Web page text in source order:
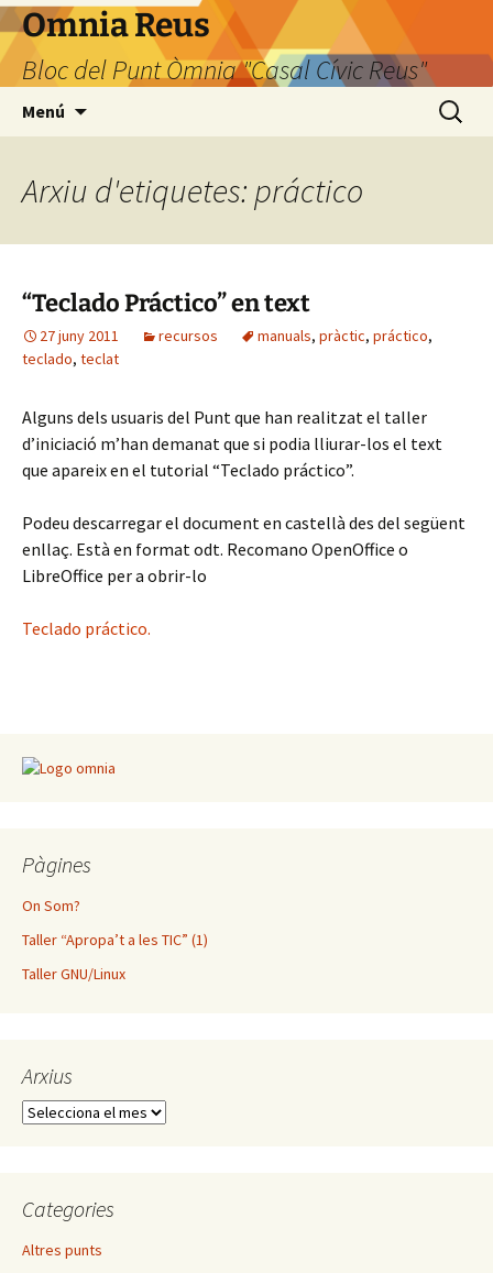
Omnia Reus
Bloc del Punt Òmnia "Casal Cívic Reus"
Menú Cerca:
Arxiu d'etiquetes: práctico
“Teclado Práctico” en text
27 juny 2011 recursos manuals, pràctic, práctico,
teclado, teclat
Alguns dels usuaris del Punt que han realitzat el taller
d’iniciació m’han demanat que si podia lliurar-los el text
que apareix en el tutorial “Teclado práctico”.
Podeu descarregar el document en castellà des del següent
enllaç. Està en format odt. Recomano OpenOffice o
LibreOffice per a obrir-lo
Teclado práctico.
Pàgines
On Som?
Taller “Apropa’t a les TIC” (1)
Taller GNU/Linux
Arxius
Arxius
Categories
Altres punts